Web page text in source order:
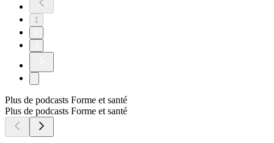
1
Plus de podcasts Forme et santé
Plus de podcasts Forme et santé